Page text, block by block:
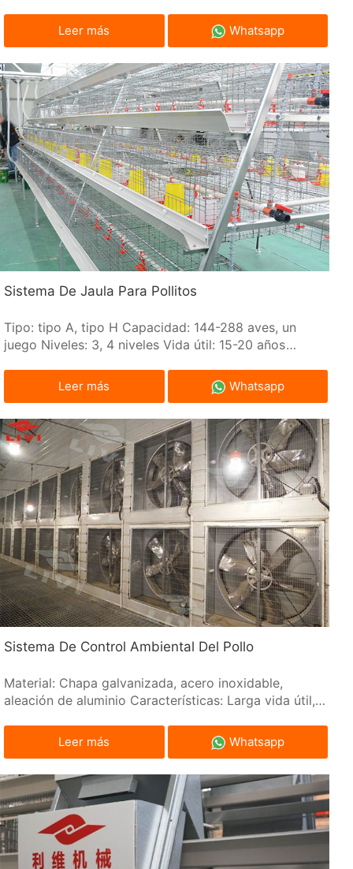
plato de manera fácil y efectiva. c: Es fácil y cómodo
Leer más Whatsapp
Sistema De Jaula Para Pollitos
Tipo: tipo A, tipo H Capacidad: 144-288 aves, un
juego Niveles: 3, 4 niveles Vida útil: 15-20 años
Leer más Whatsapp
Sistema De Control Ambiental Del Pollo
Material: Chapa galvanizada, acero inoxidable,
aleación de aluminio Características: Larga vida útil,
de presión negativa, cortina de agua
Leer más Whatsapp